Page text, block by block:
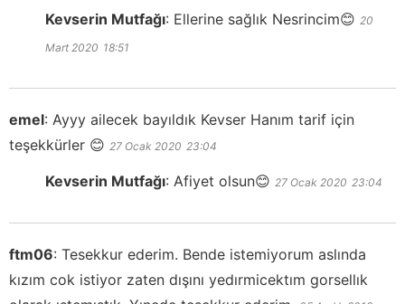
Kevserin Mutfağı: Ellerine sağlık Nesrincim😊 20
Mart 2020 18:51
emel: Ayyy ailecek bayıldık Kevser Hanım tarif için
teşekkürler 😊 27 Ocak 2020 23:04
Kevserin Mutfağı: Afiyet olsun😊 27 Ocak 2020 23:04
ftm06: Tesekkur ederim. Bende istemiyorum aslında
kızım cok istiyor zaten dışını yedırmicektım gorsellık